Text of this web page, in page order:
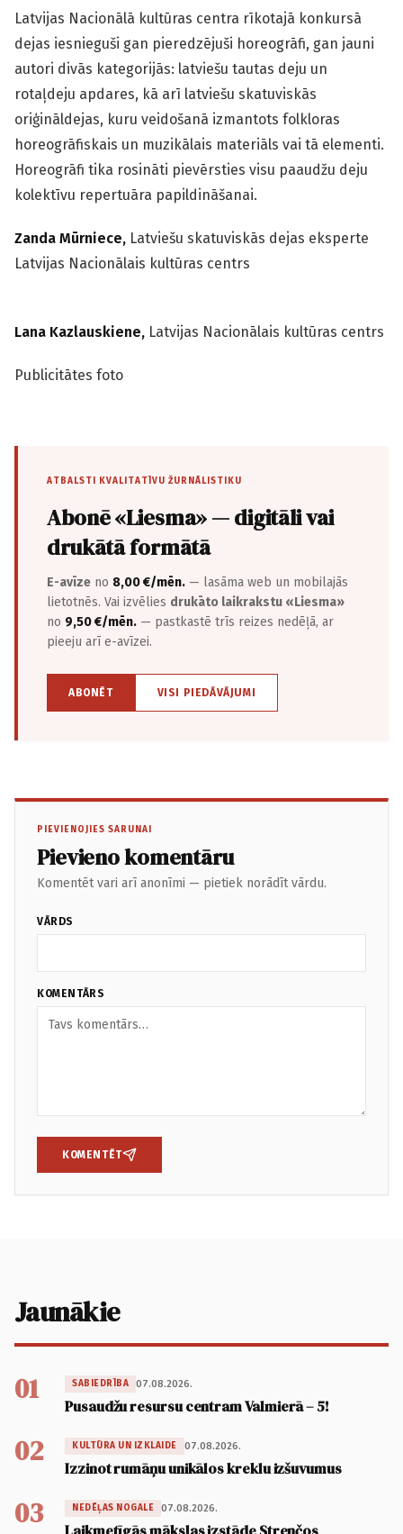
Latvijas Nacionālā kultūras centra rīkotajā konkursā
dejas iesnieguši gan pieredzējuši horeogrāfi, gan jauni
autori divās kategorijās: latviešu tautas deju un
rotaļdeju apdares, kā arī latviešu skatuviskās
oriģināldejas, kuru veidošanā izmantots folkloras
horeogrāfiskais un muzikālais materiāls vai tā elementi.
Horeogrāfi tika rosināti pievērsties visu paaudžu deju
kolektīvu repertuāra papildināšanai.
Zanda Mūrniece, Latviešu skatuviskās dejas eksperte
Latvijas Nacionālais kultūras centrs
Lana Kazlauskiene, Latvijas Nacionālais kultūras centrs
Publicitātes foto
ATBALSTI KVALITATĪVU ŽURNĀLISTIKU
Abonē «Liesma» — digitāli vai
drukātā formātā
E-avīze no 8,00 €/mēn. — lasāma web un mobilajās
lietotnēs. Vai izvēlies drukāto laikrakstu «Liesma»
no 9,50 €/mēn. — pastkastē trīs reizes nedēļā, ar
pieeju arī e-avīzei.
ABONĒT VISI PIEDĀVĀJUMI
PIEVIENOJIES SARUNAI
Pievieno komentāru
Komentēt vari arī anonīmi — pietiek norādīt vārdu.
VĀRDS
KOMENTĀRS
KOMENTĒT
Jaunākie
01 SABIEDRĪBA 07.08.2026.
Pusaudžu resursu centram Valmierā – 5!
02 KULTŪRA UN IZKLAIDE 07.08.2026.
Izzinot rumāņu unikālos kreklu izšuvumus
03 NEDĒĻAS NOGALE 07.08.2026.